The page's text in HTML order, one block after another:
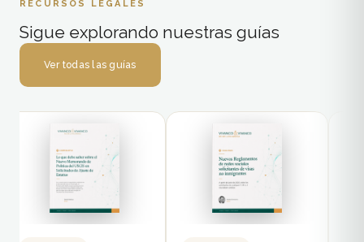
RECURSOS LEGALES
Sigue explorando nuestras guías
Ver todas las guías